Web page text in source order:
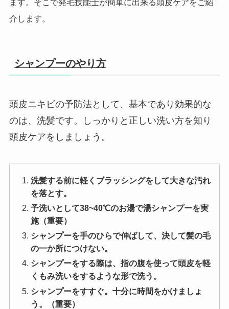
ます。そこで発毛技能士が簡単に出来る頭皮ケアをご紹
介します。
シャンプーのやり方
頭皮ニキビの予防法として、基本であり効果的な
のは、洗髪です。しっかりと正しい洗い方を知り
頭皮ケアをしましょう。
洗髪する前に軽くブラッシングをして大きな汚れ
を落とす。
予洗いとして38~40℃のお湯で湯シャンプーを実
施（重要）
シャンプーを手のひらで伸ばして、決して髪の毛
の一か所につけない。
シャンプーをする際は、指の腹を使って頭皮を軽
くもみ洗いをするような形で洗う。
シャンプーをすすぐ。十分に時間をかけましょ
う。（重要）